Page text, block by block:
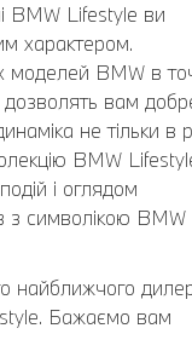
BMW Lifestyle ви
характером.
моделей BMW в
дозволять вам
не тільки в
BMW
і оглядом
з символікою BMW
найближчого
Бажаємо вам